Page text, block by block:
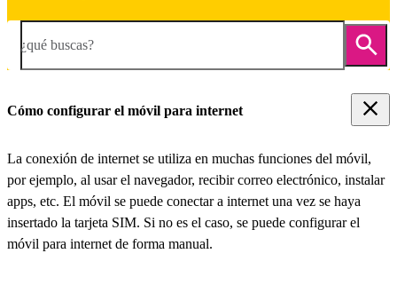
¿qué buscas?
Cómo configurar el móvil para internet
La conexión de internet se utiliza en muchas funciones del móvil,
por ejemplo, al usar el navegador, recibir correo electrónico, instalar
apps, etc. El móvil se puede conectar a internet una vez se haya
insertado la tarjeta SIM. Si no es el caso, se puede configurar el
móvil para internet de forma manual.